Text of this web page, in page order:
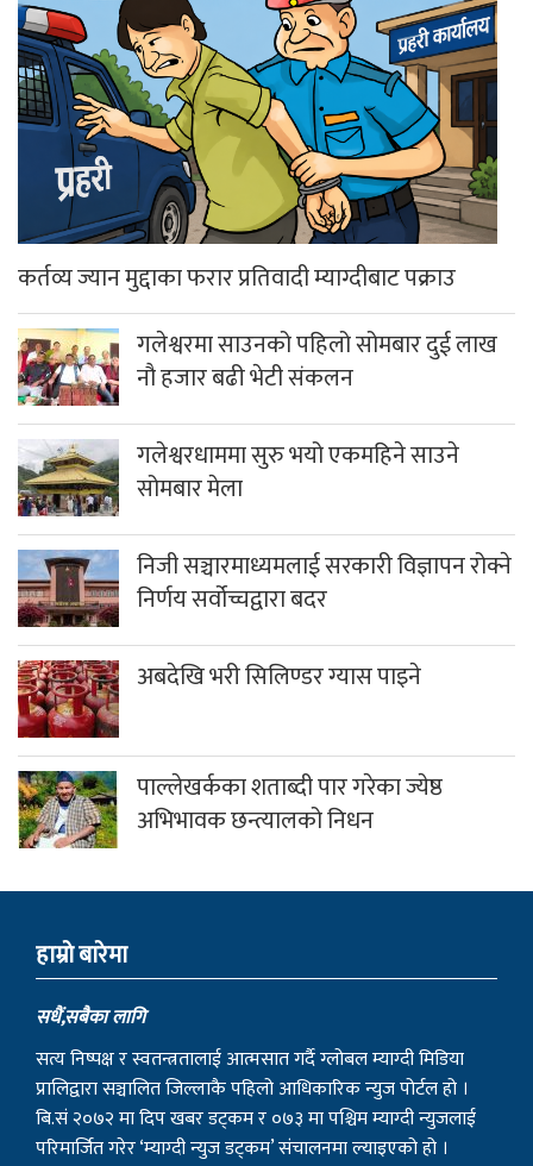
कर्तव्य ज्यान मुद्दाका फरार प्रतिवादी म्याग्दीबाट पक्राउ
गलेश्वरमा साउनको पहिलो सोमबार दुई लाख
नौ हजार बढी भेटी संकलन
गलेश्वरधाममा सुरु भयो एकमहिने साउने
सोमबार मेला
निजी सञ्चारमाध्यमलाई सरकारी विज्ञापन रोक्ने
निर्णय सर्वोच्चद्वारा बदर
अबदेखि भरी सिलिण्डर ग्यास पाइने
पाल्लेखर्कका शताब्दी पार गरेका ज्येष्ठ
अभिभावक छन्त्यालको निधन
हाम्राे बारेमा
सधैं,सबैका लागि
सत्य निष्पक्ष र स्वतन्त्रतालाई आत्मसात गर्दै ग्लोबल म्याग्दी मिडिया
प्रालिद्वारा सञ्चालित जिल्लाकै पहिलो आधिकारिक न्युज पोर्टल हो ।
बि.सं २०७२ मा दिप खबर डट्कम र ०७३ मा पश्चिम म्याग्दी न्युजलाई
परिमार्जित गरेर ‘म्याग्दी न्युज डट्कम’ संचालनमा ल्याइएको हो ।